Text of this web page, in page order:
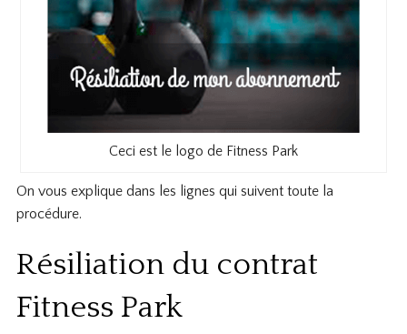
Ceci est le logo de Fitness Park
On vous explique dans les lignes qui suivent toute la
procédure.
Résiliation du contrat
Fitness Park